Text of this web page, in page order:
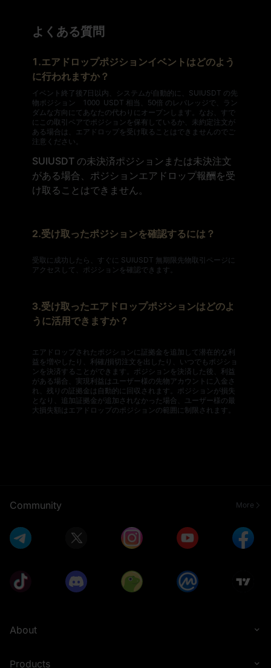
よくある質問
1.エアドロップポジションイベントはどのよう
に行われますか？
イベント終了後7日以内、システムが自動的に、SUIUSDT の先
物ポジション 1000 USDT 相当、50倍 のレバレッジで、ラン
ダムな方向にてあなたの代わりにオープンします。なお、すで
にこの取引ペアでポジションを保有しているか、未約定注文が
ある場合は、エアドロップを受け取ることはできませんのでご
注意ください。
SUIUSDT の未決済ポジションまたは未決注文
がある場合、ポジションエアドロップ報酬を受
け取ることはできません。
2.受け取ったポジションを確認するには？
受取に成功したら、すぐに SUIUSDT 無期限先物取引ページに
アクセスして、ポジションを確認できます。
3.受け取ったエアドロップポジションはどのよ
うに活用できますか？
エアドロップされたポジションに証拠金を追加して潜在的な利
益を増やしたり、利確/損切注文を出したり、いつでもポジショ
ンを決済することができます。ポジションを決済した後、利益
がある場合、実現利益はユーザー様の先物アカウントに入金さ
れ、残りの証拠金は自動的に回収されます。ポジションが損失
となり、追加証拠金が追加されなかった場合、ユーザー様の最
大損失額はエアドロップのポジションの範囲に制限されます。
Community More
About
Products